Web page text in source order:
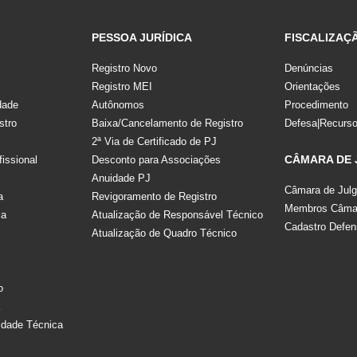
Técnica
PESSOA JURÍDICA
Registro Novo
Registro MEI
Autônomos
Baixa/Cancelamento de Registro
2ª Via de Certificado de PJ
Desconto para Associações
Anuidade PJ
Revigoramento de Registro
Atualização de Responsável Técnico
Atualização de Quadro Técnico
Denúncias
Orientações
Procedimento
CÂMARA DE
Câmara de
Membros
Cadastro